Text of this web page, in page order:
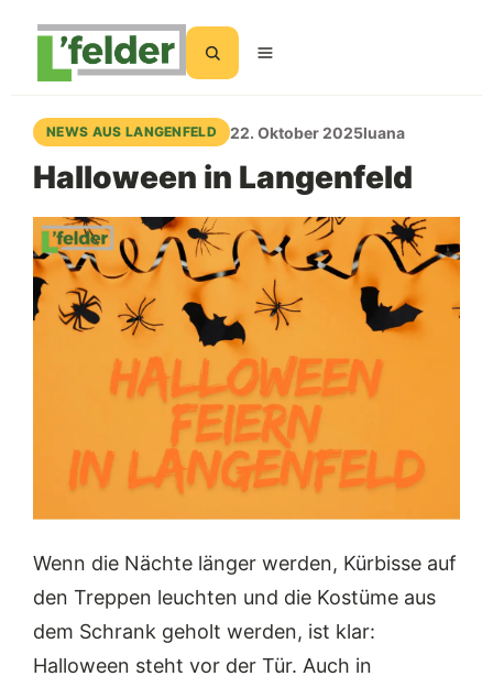
NEWS AUS LANGENFELD 22. Oktober 2025luana
Halloween in Langenfeld
Wenn die Nächte länger werden, Kürbisse auf
den Treppen leuchten und die Kostüme aus
dem Schrank geholt werden, ist klar:
Halloween steht vor der Tür. Auch in